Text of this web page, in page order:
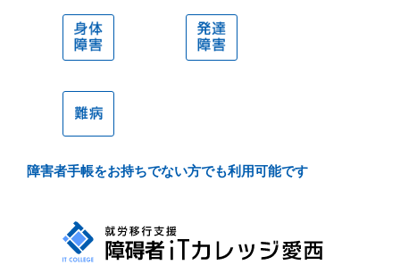
身体障
害
発達障
害
難病
障害者手帳をお持ちでない方でも利用可能です